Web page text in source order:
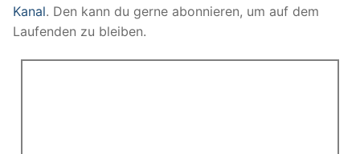
Kanal. Den kann du gerne abonnieren, um auf dem
Laufenden zu bleiben.